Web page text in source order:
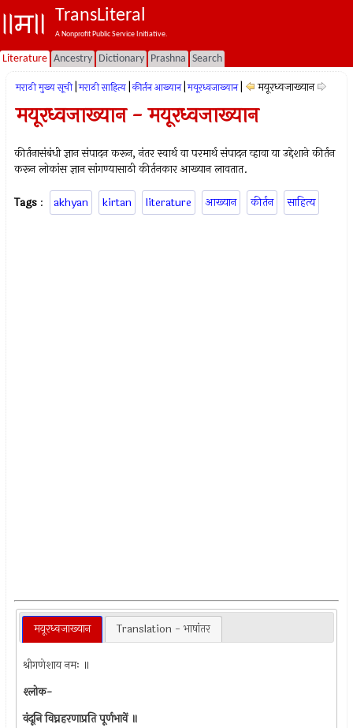
TransLiteral
A Nonprofit Public Service Initiative.
Literature Ancestry Dictionary Prashna Search
मराठी मुख्य सूची मराठी साहित्य कीर्तन आख्यान मयूरध्वजाख्यान मयूरध्वजाख्यान
मयूरध्वजाख्यान - मयूरध्वजाख्यान
कीर्तनासंबंधी ज्ञान संपादन करून, नंतर स्वार्थ वा परमार्थ संपादन व्हावा या उद्देशाने कीर्तन
करून लोकांस ज्ञान सांगण्यासाठी कीर्तनकार आख्यान लावतात.
Tags : akhyan kirtan literature आख्यान कीर्तन साहित्य
मयूरध्वजाख्यान Translation - भाषांतर
श्रीगणेशाय नमः ॥
श्‍लोक-
वंदूनि विघ्नहरणाप्रति पूर्णभावें ॥